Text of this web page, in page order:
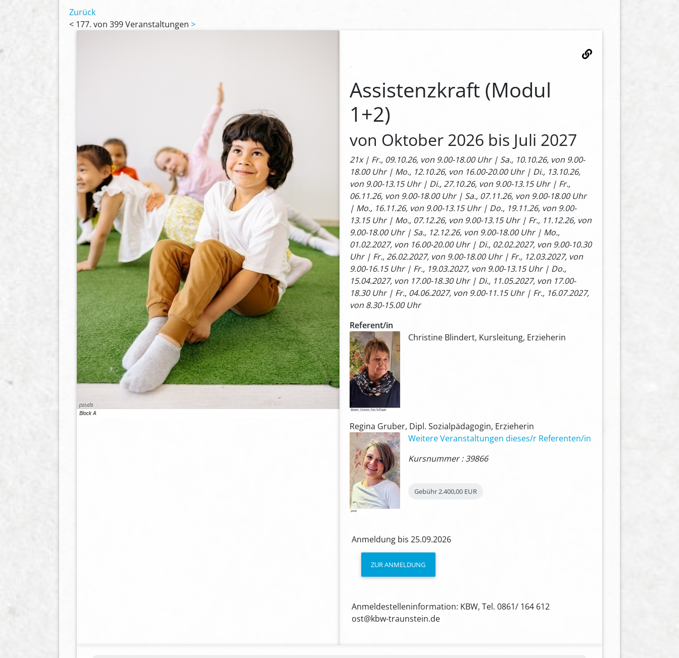
Zurück
< 177. von 399 Veranstaltungen >
Assistenzkraft (Modul
1+2)
von Oktober 2026 bis Juli 2027
21x | Fr., 09.10.26, von 9.00-18.00 Uhr | Sa., 10.10.26, von 9.00-
18.00 Uhr | Mo., 12.10.26, von 16.00-20.00 Uhr | Di., 13.10.26,
von 9.00-13.15 Uhr | Di., 27.10.26, von 9.00-13.15 Uhr | Fr.,
06.11.26, von 9.00-18.00 Uhr | Sa., 07.11.26, von 9.00-18.00 Uhr
| Mo., 16.11.26, von 9.00-13.15 Uhr | Do., 19.11.26, von 9.00-
13.15 Uhr | Mo., 07.12.26, von 9.00-13.15 Uhr | Fr., 11.12.26, von
9.00-18.00 Uhr | Sa., 12.12.26, von 9.00-18.00 Uhr | Mo.,
01.02.2027, von 16.00-20.00 Uhr | Di., 02.02.2027, von 9.00-10.30
Uhr | Fr., 26.02.2027, von 9.00-18.00 Uhr | Fr., 12.03.2027, von
9.00-16.15 Uhr | Fr., 19.03.2027, von 9.00-13.15 Uhr | Do.,
15.04.2027, von 17.00-18.30 Uhr | Di., 11.05.2027, von 17.00-
18.30 Uhr | Fr., 04.06.2027, von 9.00-11.15 Uhr | Fr., 16.07.2027,
von 8.30-15.00 Uhr
Referent/in
Christine Blindert, Kursleitung, Erzieherin
Regina Gruber, Dipl. Sozialpädagogin, Erzieherin
Weitere Veranstaltungen dieses/r Referenten/in
Kursnummer : 39866
Gebühr2.400,00 EUR
Anmeldung bis 25.09.2026
ZUR ANMELDUNG
Anmeldestelleninformation: KBW, Tel. 0861/ 164 612
ost@kbw-traunstein.de